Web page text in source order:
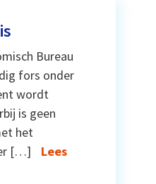
Bureau
fors onder
wordt
is geen
het
[…]
Lees